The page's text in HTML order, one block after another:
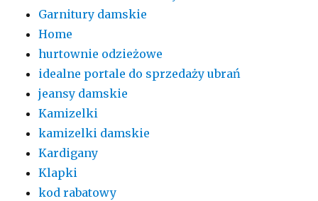
Garnitury damskie
Home
hurtownie odzieżowe
idealne portale do sprzedaży ubrań
jeansy damskie
Kamizelki
kamizelki damskie
Kardigany
Klapki
kod rabatowy